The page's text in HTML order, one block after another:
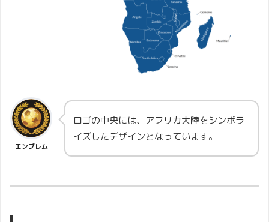
エンブレム
ロゴの中央には、アフリカ大陸をシンボラ
イズしたデザインとなっています。